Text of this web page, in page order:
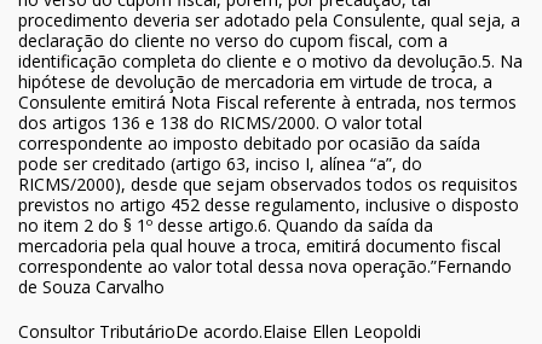
procedimento deveria ser adotado pela Consulente, qual seja, a
declaração do cliente no verso do cupom fiscal, com a
identificação completa do cliente e o motivo da devolução.5. Na
hipótese de devolução de mercadoria em virtude de troca, a
Consulente emitirá Nota Fiscal referente à entrada, nos termos
dos artigos 136 e 138 do RICMS/2000. O valor total
correspondente ao imposto debitado por ocasião da saída
pode ser creditado (artigo 63, inciso I, alínea “a”, do
RICMS/2000), desde que sejam observados todos os requisitos
previstos no artigo 452 desse regulamento, inclusive o disposto
no item 2 do § 1º desse artigo.6. Quando da saída da
mercadoria pela qual houve a troca, emitirá documento fiscal
correspondente ao valor total dessa nova operação.”Fernando
de Souza Carvalho
Consultor TributárioDe acordo.Elaise Ellen Leopoldi